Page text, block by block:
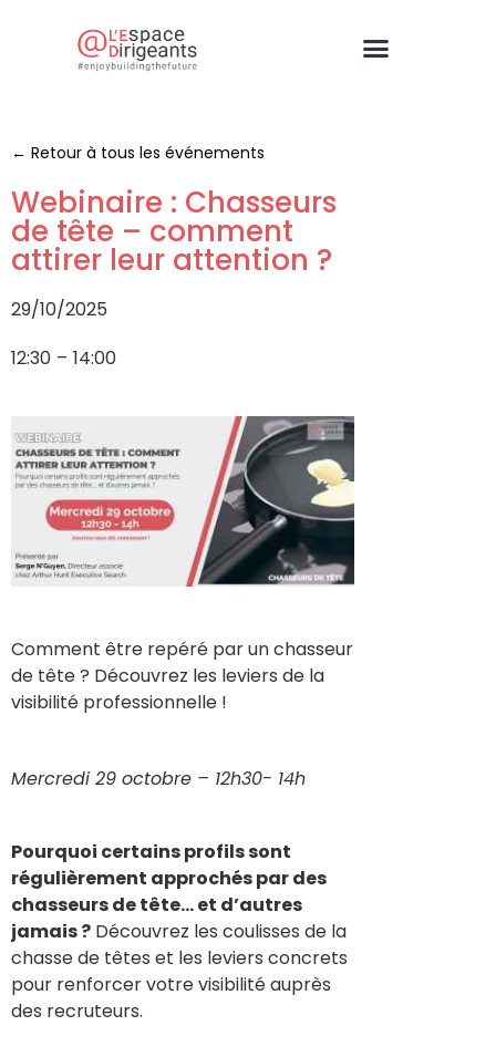
← Retour à tous les événements
Webinaire : Chasseurs
de tête – comment
attirer leur attention ?
29/10/2025
12:30 – 14:00
Comment être repéré par un chasseur
de tête ? Découvrez les leviers de la
visibilité professionnelle !
Mercredi 29 octobre – 12h30- 14h
Pourquoi certains profils sont
régulièrement approchés par des
chasseurs de tête… et d’autres
jamais ? Découvrez les coulisses de la
chasse de têtes et les leviers concrets
pour renforcer votre visibilité auprès
des recruteurs.